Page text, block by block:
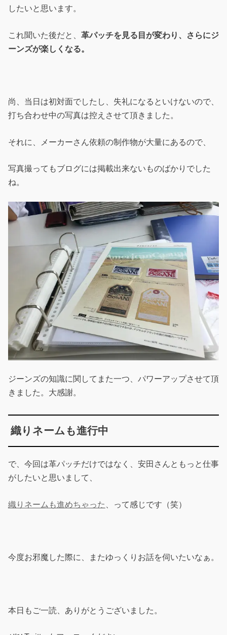
したいと思います。
これ聞いた後だと、 革パッチを見る目が変わり、さらにジ
ーンズが楽しくなる。
尚、当日は初対面でしたし、失礼になるといけないので、
打ち合わせ中の写真は控えさせて頂きました。
それに、メーカーさん依頼の制作物が大量にあるので、
写真撮ってもブログには掲載出来ないものばかりでした
ね。
ジーンズの知識に関してまた一つ、パワーアップさせて頂
きました。大感謝。
織りネームも進行中
で、今回は革パッチだけではなく、安田さんともっと仕事
がしたいと思いまして、
織りネームも進めちゃった 、って感じです（笑）
今度お邪魔した際に、またゆっくりお話を伺いたいなぁ。
本日もご一読、ありがとうございました。